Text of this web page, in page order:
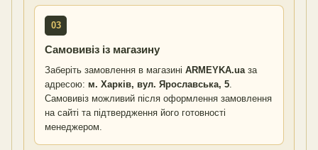
03
Самовивіз із магазину
Заберіть замовлення в магазині ARMEYKA.ua за
адресою: м. Харків, вул. Ярославська, 5
Самовивіз можливий після оформлення замовлення
на сайті та підтвердження його готовності
менеджером.